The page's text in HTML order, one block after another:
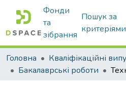
Фонди
та
зібрання
Пошук за
критеріями
Головна
Бакалаврські роботи